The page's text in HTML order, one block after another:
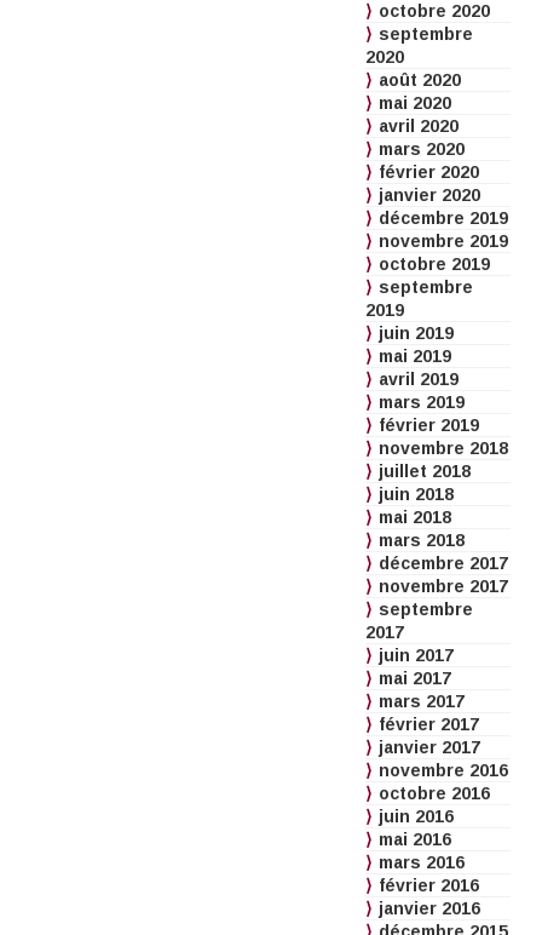
octobre 2020
septembre
2020
août 2020
mai 2020
avril 2020
mars 2020
février 2020
janvier 2020
décembre 2019
novembre 2019
octobre 2019
septembre
2019
juin 2019
mai 2019
avril 2019
mars 2019
février 2019
novembre 2018
juillet 2018
juin 2018
mai 2018
mars 2018
décembre 2017
novembre 2017
septembre
2017
juin 2017
mai 2017
mars 2017
février 2017
janvier 2017
novembre 2016
octobre 2016
juin 2016
mai 2016
mars 2016
février 2016
janvier 2016